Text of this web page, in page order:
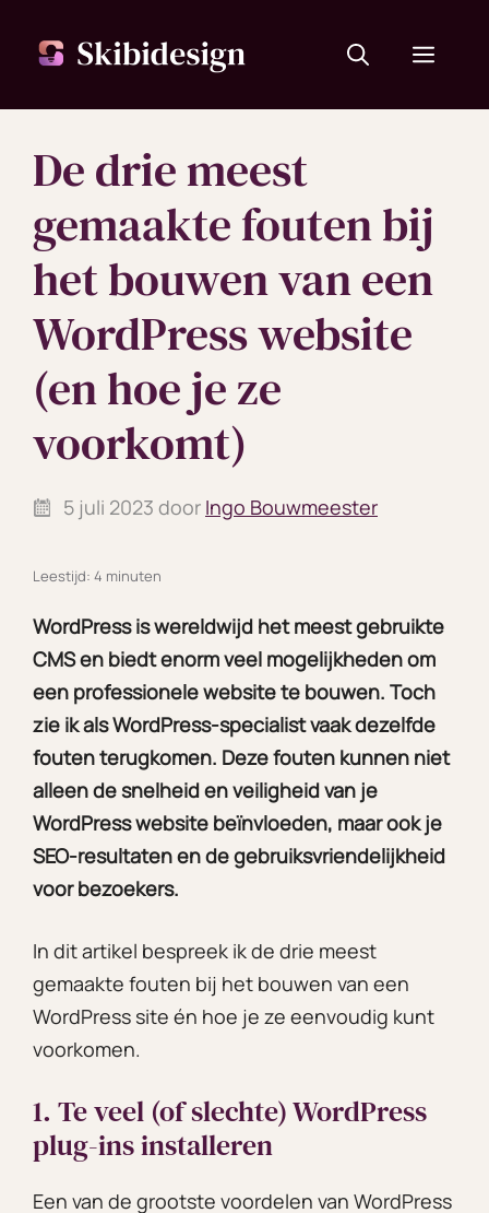
naar
inhoud
Menu
De drie meest
gemaakte fouten bij
het bouwen van een
WordPress website
(en hoe je ze
voorkomt)
5 juli 2023 door Ingo Bouwmeester
Leestijd: 4 minuten
WordPress is wereldwijd het meest gebruikte
CMS en biedt enorm veel mogelijkheden om
een professionele website te bouwen. Toch
zie ik als WordPress-specialist vaak dezelfde
fouten terugkomen. Deze fouten kunnen niet
alleen de snelheid en veiligheid van je
WordPress website beïnvloeden, maar ook je
SEO-resultaten en de gebruiksvriendelijkheid
voor bezoekers.
In dit artikel bespreek ik de drie meest
gemaakte fouten bij het bouwen van een
WordPress site én hoe je ze eenvoudig kunt
voorkomen.
1. Te veel (of slechte) WordPress
plug-ins installeren
Een van de grootste voordelen van WordPress